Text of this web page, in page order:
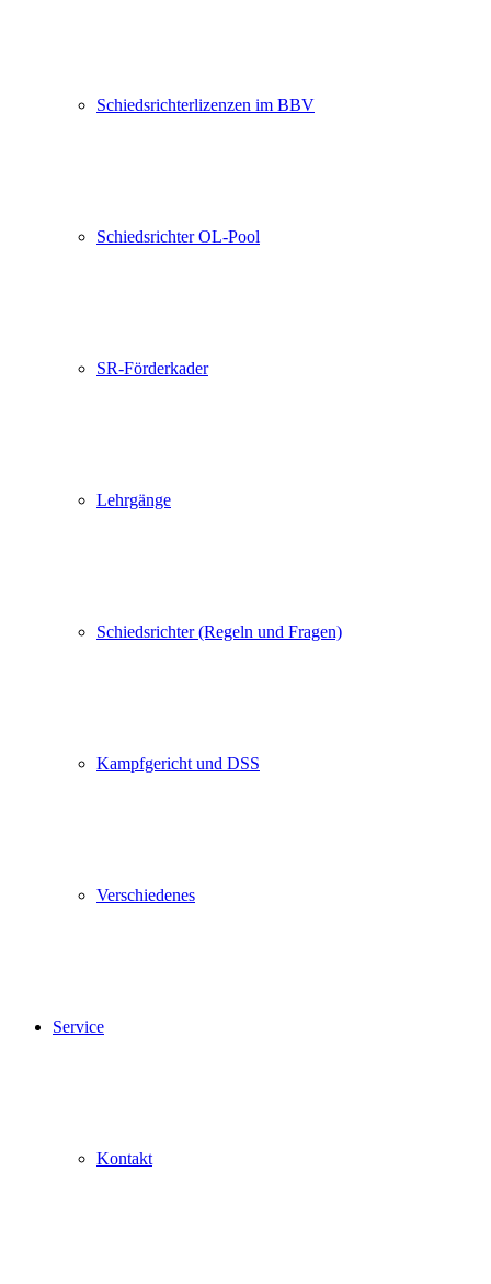
Schiedsrichterlizenzen im BBV
Schiedsrichter OL-Pool
SR-Förderkader
Lehrgänge
Schiedsrichter (Regeln und Fragen)
Kampfgericht und DSS
Verschiedenes
Service
Kontakt